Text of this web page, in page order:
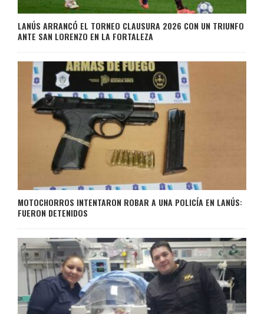
LANÚS ARRANCÓ EL TORNEO CLAUSURA 2026 CON UN TRIUNFO
ANTE SAN LORENZO EN LA FORTALEZA
MOTOCHORROS INTENTARON ROBAR A UNA POLICÍA EN LANÚS:
FUERON DETENIDOS